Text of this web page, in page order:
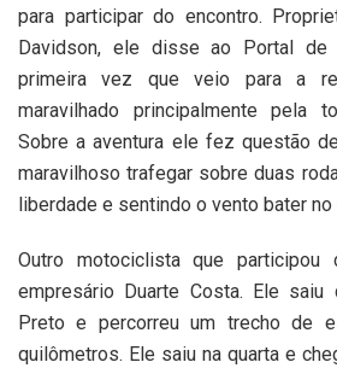
para participar do encontro.
Davidson, ele disse ao Portal
primeira vez que veio para a
maravilhado principalmente pela
Sobre a aventura ele fez questão
maravilhoso trafegar sobre duas
liberdade e sentindo o vento bater no
Outro motociclista que
empresário Duarte Costa. Ele
Preto e percorreu um trecho de
quilômetros. Ele saiu na quarta e